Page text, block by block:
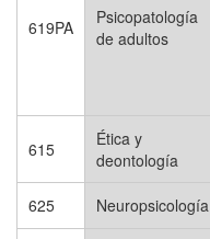
619PA
Psicopatología
de adultos
615
Ética y
deontología
625 Neuropsicología